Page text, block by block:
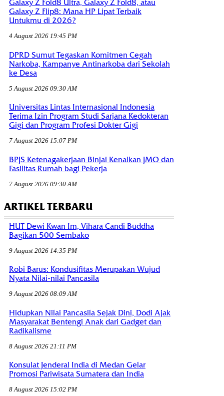
Galaxy Z Fold8 Ultra, Galaxy Z Fold8, atau
Galaxy Z Flip8: Mana HP Lipat Terbaik
Untukmu di 2026?
4 August 2026 19:45 PM
DPRD Sumut Tegaskan Komitmen Cegah
Narkoba, Kampanye Antinarkoba dari Sekolah
ke Desa
5 August 2026 09:30 AM
Universitas Lintas Internasional Indonesia
Terima Izin Program Studi Sarjana Kedokteran
Gigi dan Program Profesi Dokter Gigi
7 August 2026 15:07 PM
BPJS Ketenagakerjaan Binjai Kenalkan JMO dan
Fasilitas Rumah bagi Pekerja
7 August 2026 09:30 AM
ARTIKEL TERBARU
HUT Dewi Kwan Im, Vihara Candi Buddha
Bagikan 500 Sembako
9 August 2026 14:35 PM
Robi Barus: Kondusifitas Merupakan Wujud
Nyata Nilai-nilai Pancasila
9 August 2026 08:09 AM
Hidupkan Nilai Pancasila Sejak Dini, Dodi Ajak
Masyarakat Bentengi Anak dari Gadget dan
Radikalisme
8 August 2026 21:11 PM
Konsulat Jenderal India di Medan Gelar
Promosi Pariwisata Sumatera dan India
8 August 2026 15:02 PM